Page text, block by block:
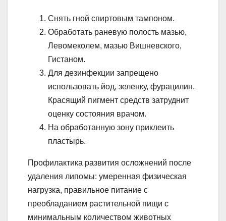
Снять гной спиртовым тампоном.
Обработать раневую полость мазью,
Левомеколем, мазью Вишневского,
Гистаном.
Для дезинфекции запрещено
использовать йод, зеленку, фурацилин.
Красящий пигмент средств затруднит
оценку состояния врачом.
На обработанную зону приклеить
пластырь.
Профилактика развития осложнений после
удаления липомы: умеренная физическая
нагрузка, правильное питание с
преобладанием растительной пищи с
минимальным количеством животных